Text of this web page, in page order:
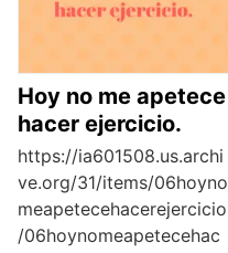
Hoy no me apetece
hacer ejercicio.
https://ia601508.us.archi
ve.org/31/items/06hoyno
meapetecehacerejercicio
/06hoynomeapetecehac